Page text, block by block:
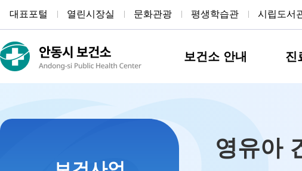
대표포털 열린시장실 문화관광 평생학습관 시립도서
보건소 안내 진
영유아